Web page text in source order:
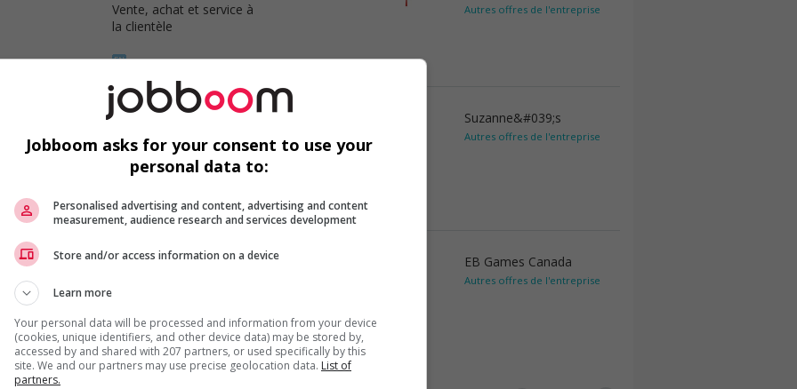
Vente, achat et service à
la clientèle
Autres offres de l'entreprise
Retail sales associate
Vente, achat et service à
la clientèle
Suzanne&#039;s
Autres offres de l'entreprise
Retail sales associate
la clientèle
EB Games Canada
Autres offres de l'entreprise
Jobboom asks for your consent to use your
personal data to:
Personalised advertising and content, advertising and content
measurement, audience research and services development
Store and/or access information on a device
Learn more
Your personal data will be processed and information from your device
(cookies, unique identifiers, and other device data) may be stored by,
accessed by and shared with 207 partners, or used specifically by this
site. We and our partners may use precise geolocation data. List of
partners.